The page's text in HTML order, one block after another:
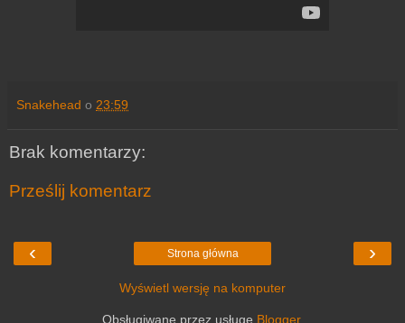
Snakehead o 23:59
Brak komentarzy:
Prześlij komentarz
‹ ›
Strona główna
Wyświetl wersję na komputer
Obsługiwane przez usługę Blogger.